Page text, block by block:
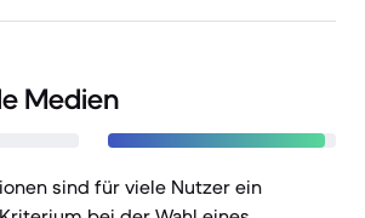
Medien
sind für viele Nutzer ein